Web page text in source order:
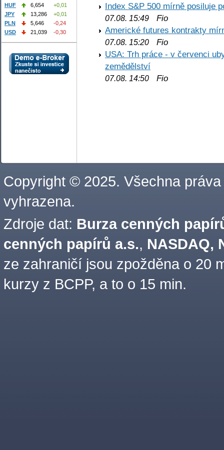
Index S&P 500 mírně posiluje
07.08. 15:49 Fio
Americké futures kontrakty
07.08. 15:20 Fio
USA: Trh práce - v červenci
zemědělství
07.08. 14:50 Fio
HUF
6,654
+0,01
JPY
13,286
+0,01
PLN
5,646
-0,24
USD
21,039 -0,30
Copyright © 2025. Všechna práva
vyhrazena.
Zdroje dat: Burza cenných
cenných papírů a.s., NASDAQ,
ze zahraničí jsou zpožděna o 20
kurzy z BCPP, a to o 15 min.